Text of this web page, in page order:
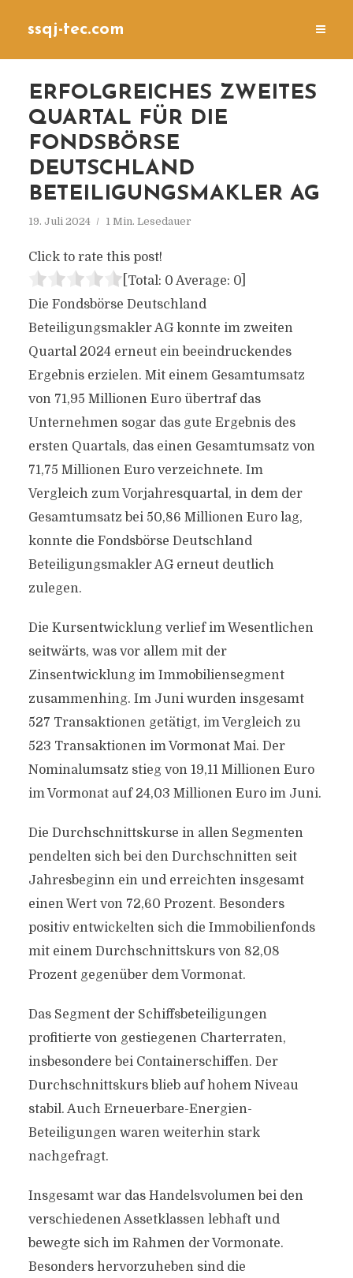
ssqj-tec.com
ERFOLGREICHES ZWEITES
QUARTAL FÜR DIE
FONDSBÖRSE
DEUTSCHLAND
BETEILIGUNGSMAKLER AG
19. Juli 2024 1 Min. Lesedauer
Click to rate this post!
[Total: 0 Average: 0]
Die Fondsbörse Deutschland
Beteiligungsmakler AG konnte im zweiten
Quartal 2024 erneut ein beeindruckendes
Ergebnis erzielen. Mit einem Gesamtumsatz
von 71,95 Millionen Euro übertraf das
Unternehmen sogar das gute Ergebnis des
ersten Quartals, das einen Gesamtumsatz von
71,75 Millionen Euro verzeichnete. Im
Vergleich zum Vorjahresquartal, in dem der
Gesamtumsatz bei 50,86 Millionen Euro lag,
konnte die Fondsbörse Deutschland
Beteiligungsmakler AG erneut deutlich
zulegen.
Die Kursentwicklung verlief im Wesentlichen
seitwärts, was vor allem mit der
Zinsentwicklung im Immobiliensegment
zusammenhing. Im Juni wurden insgesamt
527 Transaktionen getätigt, im Vergleich zu
523 Transaktionen im Vormonat Mai. Der
Nominalumsatz stieg von 19,11 Millionen Euro
im Vormonat auf 24,03 Millionen Euro im Juni.
Die Durchschnittskurse in allen Segmenten
pendelten sich bei den Durchschnitten seit
Jahresbeginn ein und erreichten insgesamt
einen Wert von 72,60 Prozent. Besonders
positiv entwickelten sich die Immobilienfonds
mit einem Durchschnittskurs von 82,08
Prozent gegenüber dem Vormonat.
Das Segment der Schiffsbeteiligungen
profitierte von gestiegenen Charterraten,
insbesondere bei Containerschiffen. Der
Durchschnittskurs blieb auf hohem Niveau
stabil. Auch Erneuerbare-Energien-
Beteiligungen waren weiterhin stark
nachgefragt.
Insgesamt war das Handelsvolumen bei den
verschiedenen Assetklassen lebhaft und
bewegte sich im Rahmen der Vormonate.
Besonders hervorzuheben sind die